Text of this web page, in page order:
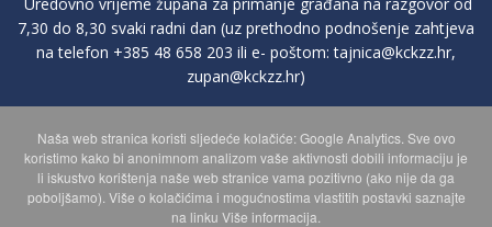
7,30 do 8,30 svaki radni dan (uz prethodno podnošenje zahtjeva
na telefon +385 48 658 203 ili e- poštom:tajnica@kckzz.hr,
zupan@kckzz.hr)
POLITIKA ZAŠTITE PRIVATNOSTI OSOBNIH PODATAKA
MAPA WEBA
Naša web stranica koristi sljedeće kolačiće: Google Analytics. Sve ovo
koristimo kako bi anonimnom analizom vaše aktivnosti dobili informaciju je
li iskustvo korištenja naše web stranice vama pozitivno (ako nije da ga
poboljšamo). Više o kolačićima i mogućnostima vlastitih postavki saznajte
na linku Više informacija.